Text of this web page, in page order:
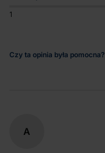
1
Czy ta opinia była pomocna?
A